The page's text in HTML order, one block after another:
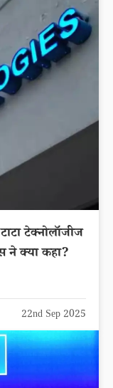
टेक्नोलॉजीज
ने क्या कहा?
22nd Sep 2025